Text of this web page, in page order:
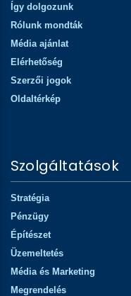
Így dolgozunk
Rólunk mondták
Média ajánlat
Elérhetőség
Szerzői jogok
Oldaltérkép
Szolgáltatások
Stratégia
Pénzügy
Építészet
Üzemeltetés
Média és Marketing
Megrendelés